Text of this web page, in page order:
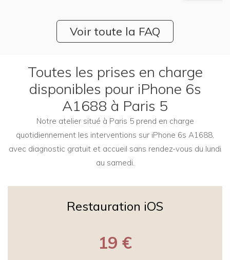
Voir toute la FAQ
Toutes les prises en charge
disponibles pour iPhone 6s
A1688 à Paris 5
Notre atelier situé à Paris 5 prend en charge
quotidiennement les interventions sur iPhone 6s A1688,
avec diagnostic gratuit et accueil sans rendez-vous du lundi
au samedi.
Restauration iOS
19 €